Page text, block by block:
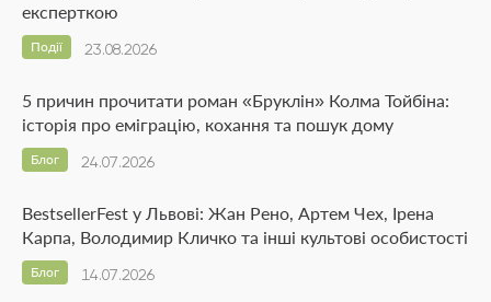
експерткою
23.08.2026
Події
5 причин прочитати роман «Бруклін» Колма Тойбіна:
історія про еміграцію, кохання та пошук дому
24.07.2026
Блог
BestsellerFest у Львові: Жан Рено, Артем Чех, Ірена
Карпа, Володимир Кличко та інші культові особистості
14.07.2026
Блог